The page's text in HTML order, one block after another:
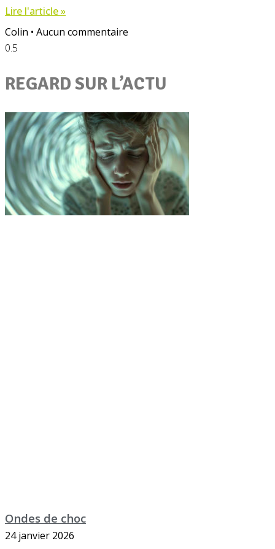
Lire l'article »
Colin
Aucun commentaire
REGARD SUR L’ACTU
Ondes de choc
24 janvier 2026